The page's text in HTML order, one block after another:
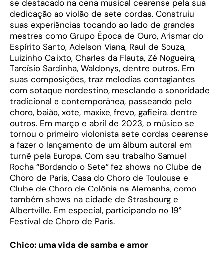
se destacado na cena musical cearense pela sua
dedicação ao violão de sete cordas. Construiu
suas experiências tocando ao lado de grandes
mestres como Grupo Época de Ouro, Arismar do
Espírito Santo, Adelson Viana, Raul de Souza,
Luizinho Calixto, Charles da Flauta, Zé Nogueira,
Tarcísio Sardinha, Waldonys, dentre outros. Em
suas composições, traz melodias contagiantes
com sotaque nordestino, mesclando a sonoridade
tradicional e contemporânea, passeando pelo
choro, baião, xote, maxixe, frevo, gafieira, dentre
outros. Em março e abril de 2023, o músico se
tornou o primeiro violonista sete cordas cearense
a fazer o lançamento de um álbum autoral em
turnê pela Europa. Com seu trabalho Samuel
Rocha “Bordando o Sete” fez shows no Clube de
Choro de Paris, Casa do Choro de Toulouse e
Clube de Choro de Colônia na Alemanha, como
também shows na cidade de Strasbourg e
Albertville. Em especial, participando no 19°
Festival de Choro de Paris.
Chico: uma vida de samba e amor